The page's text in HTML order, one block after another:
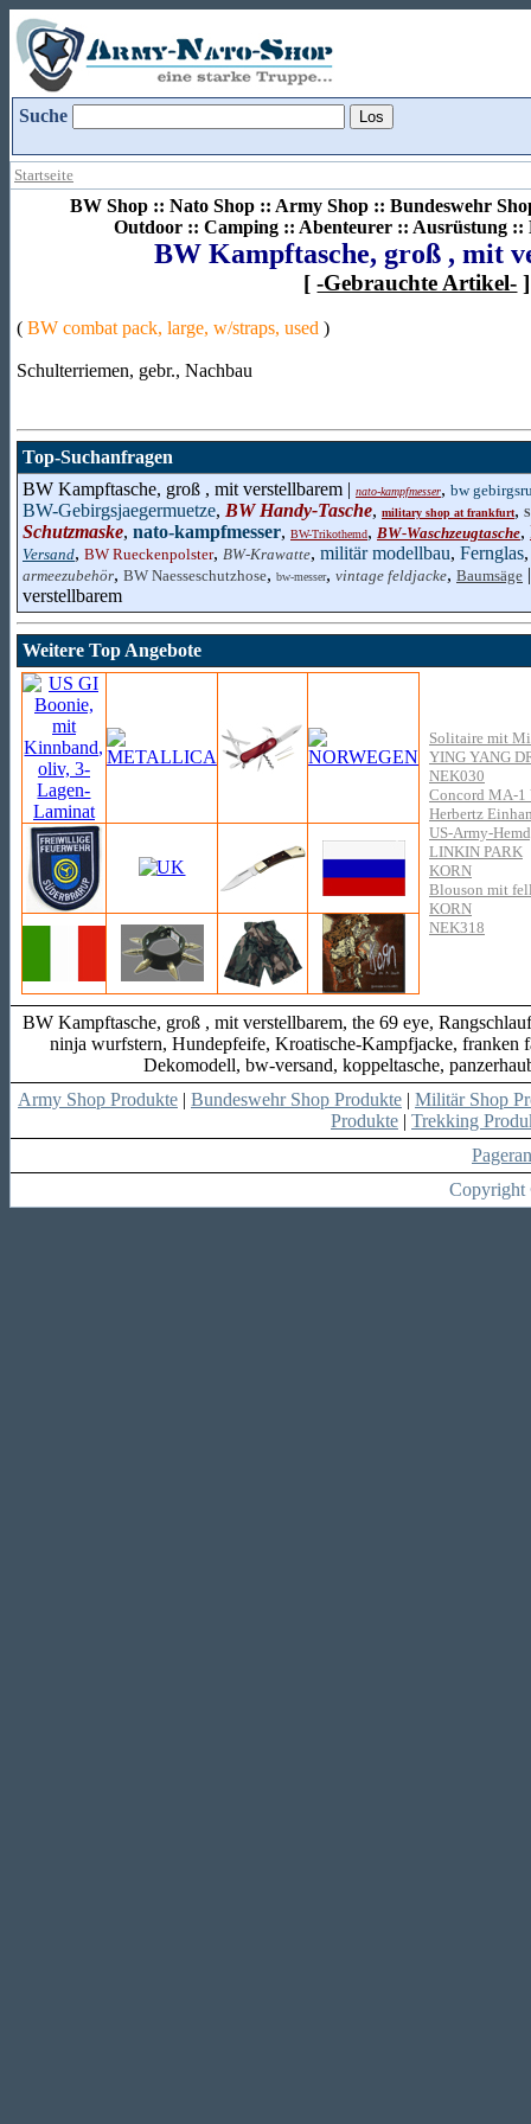
Suche
Startseite
BW Shop :: Nato Shop :: Army Shop :: Bundeswehr
Outdoor :: Camping :: Abenteurer :: Ausrüstung ::
BW Kampftasche, groß , mit
[-Gebrauchte Artikel- ]
( BW combat pack, large, w/straps, used )
Schulterriemen, gebr., Nachbau
Top-Suchanfragen
BW Kampftasche, groß , mit verstellbarem | nato-kampfmesser, bw
BW-Gebirgsjaegermuetze, BW Handy-Tasche, military shop at frankfurt,
Schutzmaske, nato-kampfmesser, BW-Trikothemd, BW-Waschzeugtasche,
Versand, BW Rueckenpolster, BW-Krawatte, militär modellbau, Fernglas
armeezubehör, BW Naesseschutzhose, bw-messer, vintage feldjacke, Baumsäge
verstellbarem
Weitere Top Angebote
Solitaire mit
YING YANG
NEK030
Concord MA-1
Herbertz
US-Army-
LINKIN PARK
KORN
Blouson mit
KORN
NEK318
BW Kampftasche, groß , mit verstellbarem, the 69 eye,
ninja wurfstern, Hundepfeife, Kroatische-Kampfjacke, franken
Dekomodell, bw-versand, koppeltasche,
Army Shop Produkte | Bundeswehr Shop Produkte | Militär Shop
Produkte | Trekking